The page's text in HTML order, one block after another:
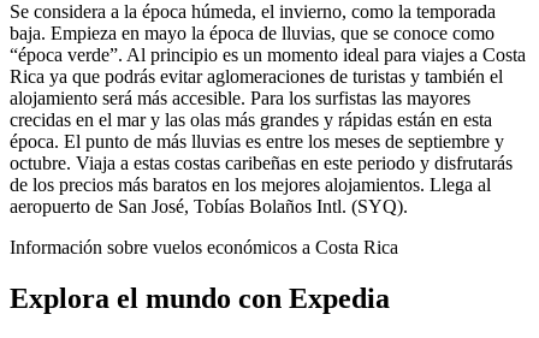
Se considera a la época húmeda, el invierno, como la temporada
baja. Empieza en mayo la época de lluvias, que se conoce como
“época verde”. Al principio es un momento ideal para viajes a Costa
Rica ya que podrás evitar aglomeraciones de turistas y también el
alojamiento será más accesible. Para los surfistas las mayores
crecidas en el mar y las olas más grandes y rápidas están en esta
época. El punto de más lluvias es entre los meses de septiembre y
octubre. Viaja a estas costas caribeñas en este periodo y disfrutarás
de los precios más baratos en los mejores alojamientos. Llega al
aeropuerto de San José, Tobías Bolaños Intl. (SYQ).
Información sobre vuelos económicos a Costa Rica
Explora el mundo con Expedia